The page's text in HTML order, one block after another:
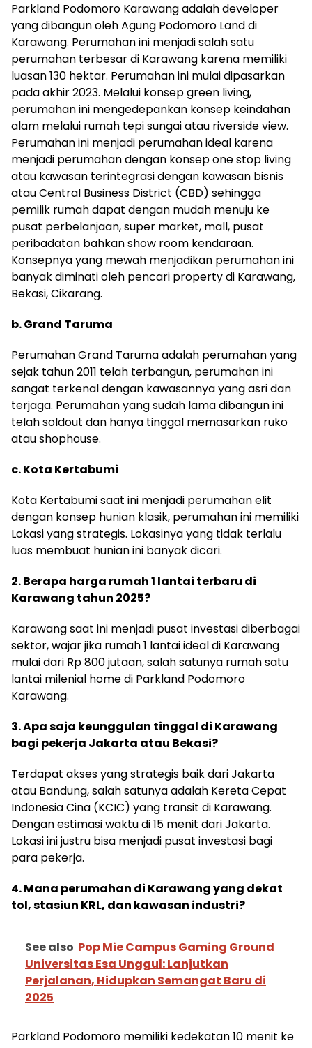
Parkland Podomoro Karawang adalah developer
yang dibangun oleh Agung Podomoro Land di
Karawang. Perumahan ini menjadi salah satu
perumahan terbesar di Karawang karena memiliki
luasan 130 hektar. Perumahan ini mulai dipasarkan
pada akhir 2023. Melalui konsep green living,
perumahan ini mengedepankan konsep keindahan
alam melalui rumah tepi sungai atau riverside view.
Perumahan ini menjadi perumahan ideal karena
menjadi perumahan dengan konsep one stop living
atau kawasan terintegrasi dengan kawasan bisnis
atau Central Business District (CBD) sehingga
pemilik rumah dapat dengan mudah menuju ke
pusat perbelanjaan, super market, mall, pusat
peribadatan bahkan show room kendaraan.
Konsepnya yang mewah menjadikan perumahan ini
banyak diminati oleh pencari property di Karawang,
Bekasi, Cikarang.
b. Grand Taruma
Perumahan Grand Taruma adalah perumahan yang
sejak tahun 2011 telah terbangun, perumahan ini
sangat terkenal dengan kawasannya yang asri dan
terjaga. Perumahan yang sudah lama dibangun ini
telah soldout dan hanya tinggal memasarkan ruko
atau shophouse.
c. Kota Kertabumi
Kota Kertabumi saat ini menjadi perumahan elit
dengan konsep hunian klasik, perumahan ini memiliki
Lokasi yang strategis. Lokasinya yang tidak terlalu
luas membuat hunian ini banyak dicari.
2. Berapa harga rumah 1 lantai terbaru di
Karawang tahun 2025?
Karawang saat ini menjadi pusat investasi diberbagai
sektor, wajar jika rumah 1 lantai ideal di Karawang
mulai dari Rp 800 jutaan, salah satunya rumah satu
lantai milenial home di Parkland Podomoro
Karawang.
3. Apa saja keunggulan tinggal di Karawang
bagi pekerja Jakarta atau Bekasi?
Terdapat akses yang strategis baik dari Jakarta
atau Bandung, salah satunya adalah Kereta Cepat
Indonesia Cina (KCIC) yang transit di Karawang.
Dengan estimasi waktu di 15 menit dari Jakarta.
Lokasi ini justru bisa menjadi pusat investasi bagi
para pekerja.
4. Mana perumahan di Karawang yang dekat
tol, stasiun KRL, dan kawasan industri?
See also Pop Mie Campus Gaming Ground
Universitas Esa Unggul: Lanjutkan
Perjalanan, Hidupkan Semangat Baru di
2025
Parkland Podomoro memiliki kedekatan 10 menit ke